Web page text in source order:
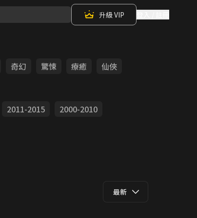
升級 VIP
奇幻 驚悚 療癒
仙俠
2011-2015
2000-2010
最新